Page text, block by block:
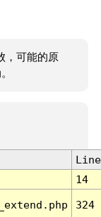
，可能的原
Line
14
324